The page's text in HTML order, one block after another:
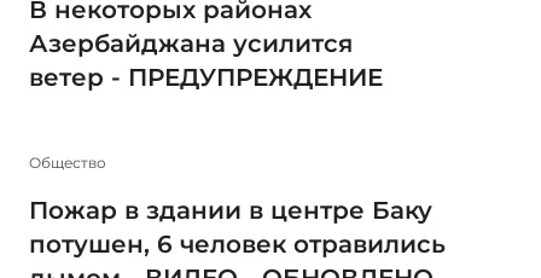
В некоторых районах
Азербайджана усилится
ветер - ПРЕДУПРЕЖДЕНИЕ
Общество
Пожар в здании в центре Баку
потушен, 6 человек отравились